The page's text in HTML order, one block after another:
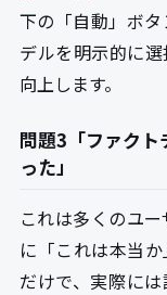
下の「自動」ボ
デルを明示的に
向上します。
問題3「ファク
った」
これは多くのユ
に「これは本当
だけで、実際に